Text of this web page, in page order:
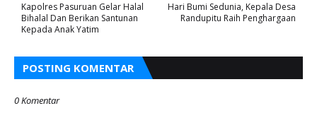
Hari Bumi Sedunia, Kepala Desa
Randupitu Raih Penghargaan
Kapolres Pasuruan Gelar Halal
Bihalal Dan Berikan Santunan
Kepada Anak Yatim
POSTING KOMENTAR
0 Komentar